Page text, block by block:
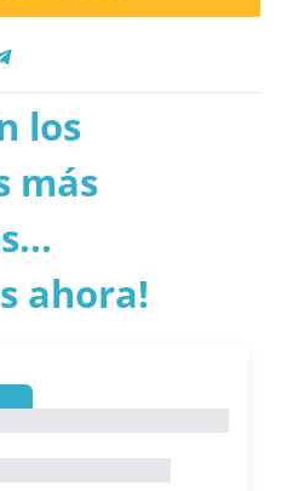
los
más
ahora!